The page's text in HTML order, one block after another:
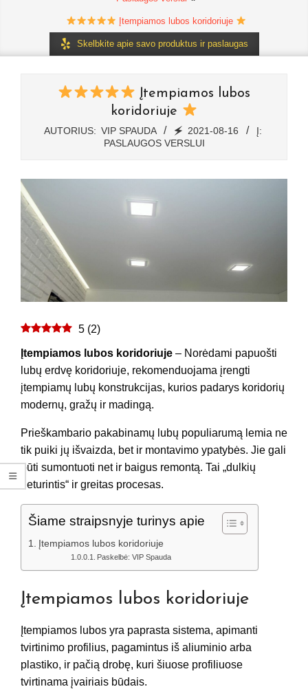
Įtempiamos lubos koridoriuje
Skelbkite apie savo produktus ir paslaugas
Įtempiamos lubos
koridoriuje
AUTORIUS: VIP SPAUDA 🗲 2021-08-16
Į:
PASLAUGOS VERSLUI
5 (2)
Įtempiamos lubos koridoriuje – Norėdami papuošti
lubų erdvę koridoriuje, rekomenduojama įrengti
įtempiamų lubų konstrukcijas, kurios padarys koridorių
modernų, gražų ir madingą.
Prieškambario pakabinamų lubų populiarumą lemia ne
tik puiki jų išvaizda, bet ir montavimo ypatybės. Jie gali
būti sumontuoti net ir baigus remontą. Tai „dulkių
neturintis“ ir greitas procesas.
Šiame straipsnyje turinys apie
Įtempiamos lubos koridoriuje
Paskelbė: VIP Spauda
Įtempiamos lubos koridoriuje
Įtempiamos lubos yra paprasta sistema, apimanti
tvirtinimo profilius, pagamintus iš aliuminio arba
plastiko, ir pačią drobę, kuri šiuose profiliuose
tvirtinama įvairiais būdais.